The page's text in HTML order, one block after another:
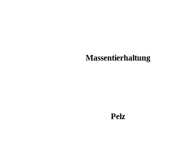
Massentierhaltung
Pelz